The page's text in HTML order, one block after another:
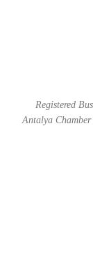
Registered
Antalya Chamber